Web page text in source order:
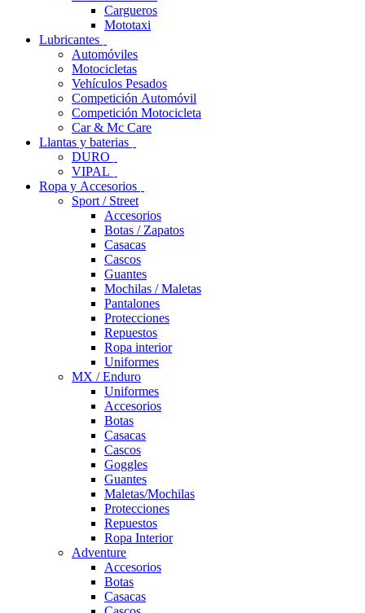
Cargueros
Mototaxi
Lubricantes
Automóviles
Motocicletas
Vehículos Pesados
Competición Automóvil
Competición Motocicleta
Car & Mc Care
Llantas y baterias
DURO
VIPAL
Ropa y Accesorios
Sport / Street
Accesorios
Botas / Zapatos
Casacas
Cascos
Guantes
Mochilas / Maletas
Pantalones
Protecciones
Repuestos
Ropa interior
Uniformes
MX / Enduro
Uniformes
Accesorios
Botas
Casacas
Cascos
Goggles
Guantes
Maletas/Mochilas
Protecciones
Repuestos
Ropa Interior
Adventure
Accesorios
Botas
Casacas